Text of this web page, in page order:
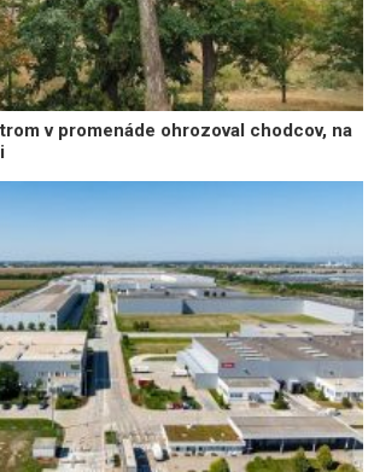
v promenáde ohrozoval chodcov, na